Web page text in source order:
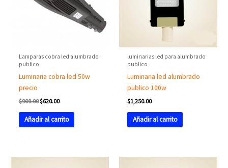
Lamparas cobra led alumbrado
publico
Luminaria cobra led 50w
precio
$900.00$620.00
Añadir al carrito
luminarias led para alumbrado
publico
Luminaria led alumbrado
publico 100w
$1,250.00
Añadir al carrito